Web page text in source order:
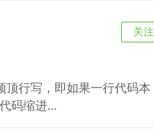
关注
行写，即如果一行代码本
码缩进...